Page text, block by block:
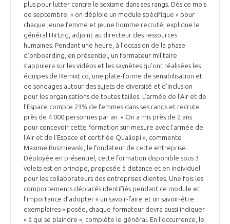
plus pour lutter contre le sexisme dans ses rangs. Dès ce mois
de septembre, « on déploie un module spécifique » pour
chaque jeune femme et jeune homme recruté, explique le
général Hirtzig, adjoint au directeur des ressources
humaines. Pendant une heure, à l’occasion de la phase
d’onboarding, en présentiel, un formateur militaire
s’appuiera sur les vidéos et les saynètes qu’ont réalisées les
équipes de Remixt.co, une plate-forme de sensibilisation et
de sondages autour des sujets de diversité et d’inclusion
pour les organisations de toutes tailles. L’armée de l’Air et de
l’Espace compte 23% de femmes dans ses rangs et recrute
près de 4 000 personnes par an. « On a mis près de 2 ans
pour concevoir cette formation sur-mesure avec l’armée de
l’Air et de l’Espace et certifiée Qualiopi », commente
Maxime Ruszniewski, le fondateur de cette entreprise.
Déployée en présentiel, cette formation disponible sous 3
volets est en principe, proposée à distance et en individuel
pour les collaborateurs des entreprises clientes. Une fois les
comportements déplacés identifiés pendant ce module et
l’importance d’adopter « un savoir-faire et un savoir-être
exemplaires » posée, chaque formateur devra aussi indiquer
« à qui se plaindre », complète le général. En l’occurrence, le